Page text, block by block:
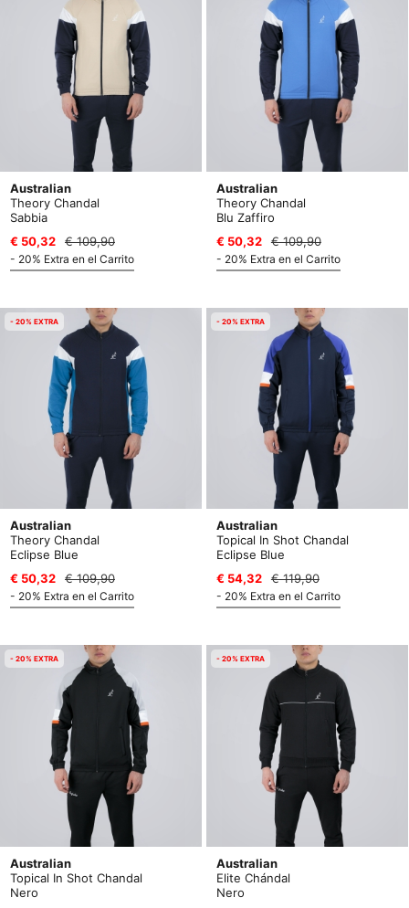
Australian
Theory Chandal
Sabbia
€ 50,32
€ 109,90
- 20% Extra en el Carrito
Australian
Theory Chandal
Blu Zaffiro
€ 50,32
€ 109,90
- 20% Extra en el Carrito
- 20% EXTRA
Australian
Theory Chandal
Eclipse Blue
€ 50,32
€ 109,90
- 20% Extra en el Carrito
- 20% EXTRA
Australian
Topical In Shot Chandal
Eclipse Blue
€ 54,32
€ 119,90
- 20% Extra en el Carrito
- 20% EXTRA
Australian
Topical In Shot Chandal
Nero
- 20% EXTRA
Australian
Elite Chándal
Nero